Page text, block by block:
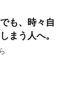
も、時々自
まう人へ。